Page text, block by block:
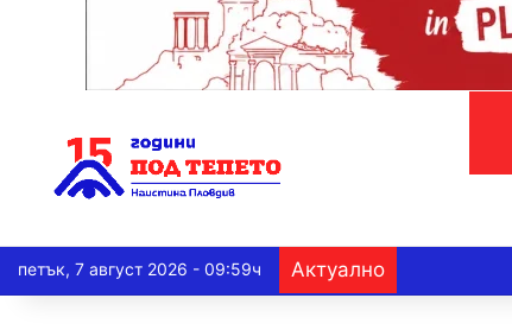
петък, 7 август 2026 - 09:59ч Актуално